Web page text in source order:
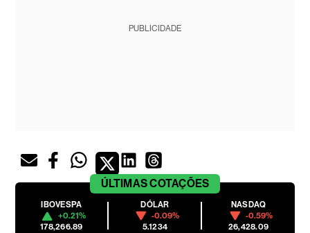
PUBLICIDADE
ÚLTIMASCOTAÇÕES
IBOVESPA
+0.21%
178,266.89
DÓLAR
-0.09%
5.1234
NASDAQ
-0.59%
26,428.09